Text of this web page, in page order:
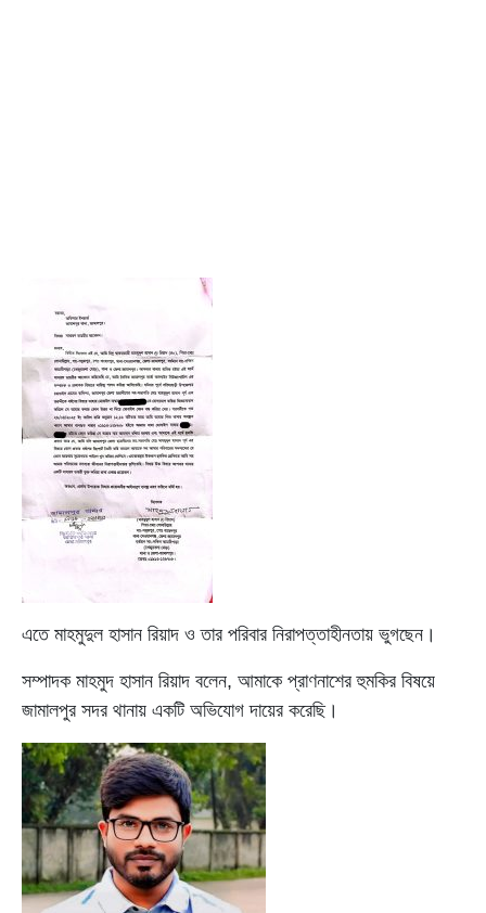
এতে মাহমুদুল হাসান রিয়াদ ও তার পরিবার নিরাপত্তাহীনতায় ভুগছেন।
সম্পাদক মাহমুদ হাসান রিয়াদ বলেন, আমাকে প্রাণনাশের হুমকির বিষয়ে
জামালপুর সদর থানায় একটি অভিযোগ দায়ের করেছি।